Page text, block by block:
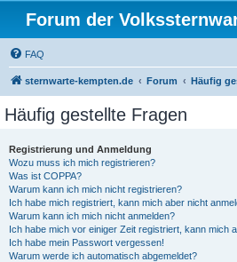
Forum der
FAQ
sternwarte-kempten.de Forum Häufig
Häufig gestellte Fragen
Registrierung und Anmeldung
Wozu muss ich mich registrieren?
Was ist COPPA?
Warum kann ich mich nicht registrieren?
Ich habe mich registriert, kann mich aber nicht
Warum kann ich mich nicht anmelden?
Ich habe mich vor einiger Zeit registriert, kann mich
Ich habe mein Passwort vergessen!
Warum werde ich automatisch abgemeldet?